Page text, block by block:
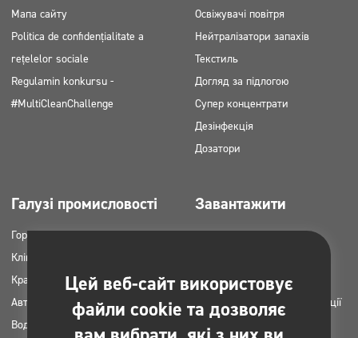
Мапа сайту
Politica de confidențialitate a
rețelelor sociale
Regulamin konkursu -
#MultiCleanChallenge
Освіжувачі повітря
Нейтралізатори запахів
Текстиль
Догляд за підлогою
Супер концентрати
Дезінфекція
Дозатори
Галузі промисловості
Горець
Клінінгові компанії
Краса
Автомийки
Вода пральні
Завантажити
Каталоги продукції
Інструкція НАССР
Плани застосування продукції
Clinex
Цей веб-сайт використовує
файли cookie та дозволяє